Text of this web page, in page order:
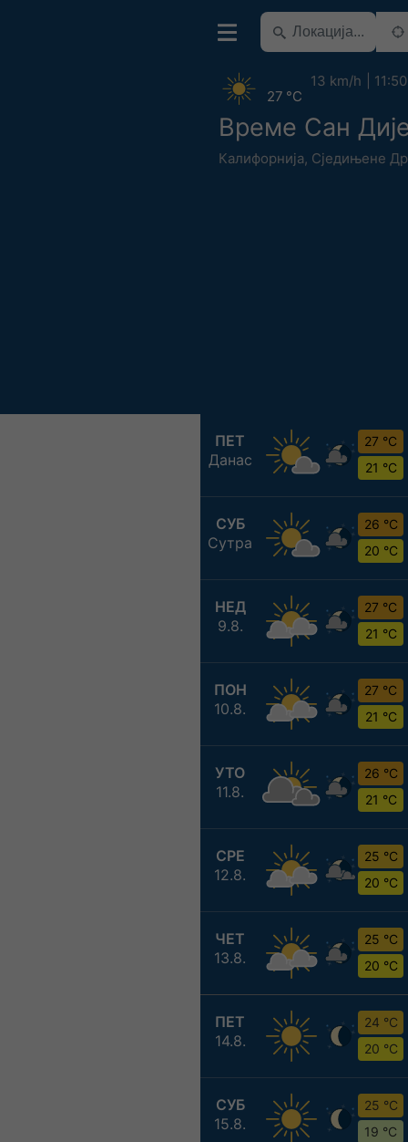
Време Сан
Калифорнија, Сједињене
27 °C
13 km/h 11:50
ПЕТ
Данас
27 °C
21 °C
СУБ
Сутра
26 °C
20 °C
НЕД
9.8.
27 °C
21 °C
ПОН
10.8.
27 °C
21 °C
УТО
11.8.
26 °C
21 °C
СРЕ
12.8.
25 °C
20 °C
ЧЕТ
13.8.
25 °C
20 °C
ПЕТ
14.8.
24 °C
20 °C
СУБ
15.8.
25 °C
19 °C